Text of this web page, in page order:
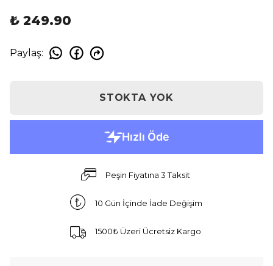
₺ 249.90
Paylaş:
STOKTA YOK
Peşin Fiyatına 3 Taksit
10 Gün İçinde İade Değişim
1500₺ Üzeri Ücretsiz Kargo